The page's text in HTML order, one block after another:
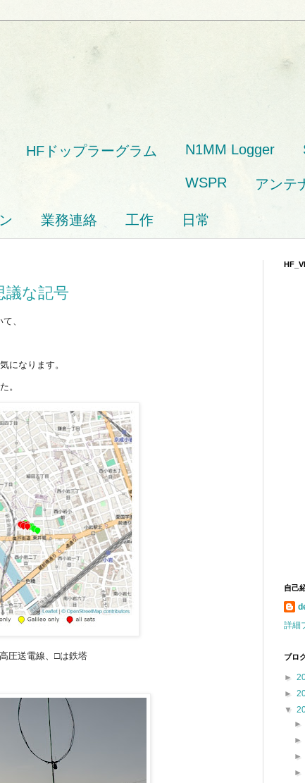
HFドップラーグラム N1MM Logger
WSPR アンテ
業務連絡 工作 日常
議な記号
、
になります。
。
圧送電線、□は鉄塔
自己
詳細
ブロ
►
►
▼
►
►
►